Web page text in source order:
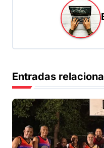
e
e
n
t
r
Entradas